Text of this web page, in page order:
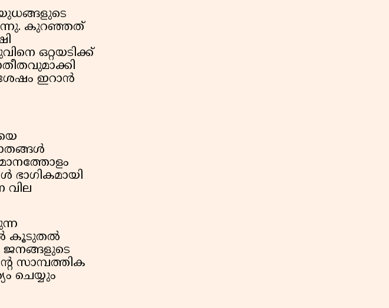
കുറഞ്ഞത്
ഒറ്റയടിക്ക്
ഇറാൻ
വില
കൂടുതൽ
ജനങ്ങളുടെ
സാമ്പത്തിക
ചെയ്യും